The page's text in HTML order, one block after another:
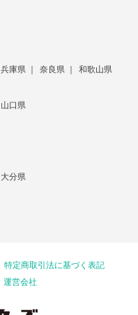
兵庫県 奈良県 和歌山県
山口県
大分県
特定商取引法に基づく表記
運営会社